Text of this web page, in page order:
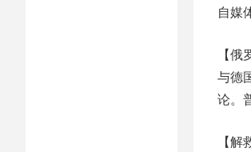
自媒
【
与德
论。
【